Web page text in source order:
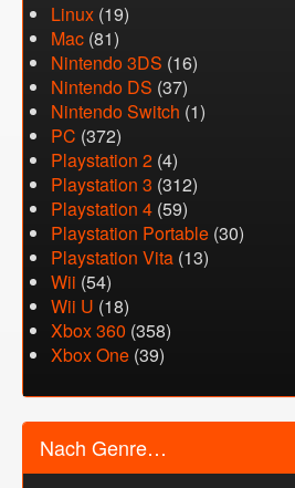
Linux (19)
Mac (81)
Nintendo 3DS (16)
Nintendo DS (37)
Nintendo Switch (1)
PC (372)
Playstation 2 (4)
Playstation 3 (312)
Playstation 4 (59)
Playstation Portable (30)
Playstation Vita (13)
Wii (54)
Wii U (18)
Xbox 360 (358)
Xbox One (39)
Nach Genre…